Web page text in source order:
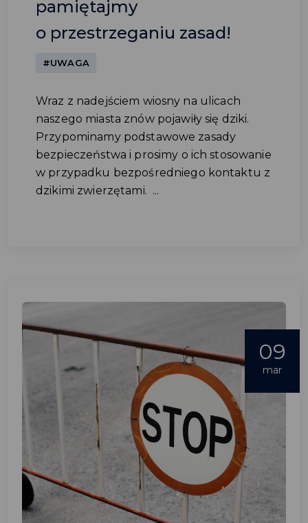
pamiętajmy
o przestrzeganiu zasad!
#UWAGA
Wraz z nadejściem wiosny na ulicach
naszego miasta znów pojawiły się dziki.
Przypominamy podstawowe zasady
bezpieczeństwa i prosimy o ich stosowanie
w przypadku bezpośredniego kontaktu z
dzikimi zwierzętami. ...
09
mar